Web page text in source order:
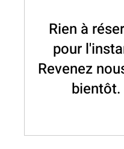
Rien à
pour
Revenez
bientôt.